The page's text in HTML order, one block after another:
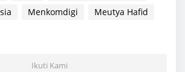
Menkomdigi
Meutya Hafid
Ikuti Kami